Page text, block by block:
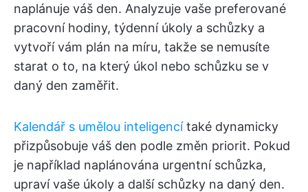
naplánuje váš den. Analyzuje vaše preferované
pracovní hodiny, týdenní úkoly a schůzky a
vytvoří vám plán na míru, takže se nemusíte
starat o to, na který úkol nebo schůzku se v
daný den zaměřit.
Kalendář s umělou inteligencítaké dynamicky
přizpůsobuje váš den podle změn priorit. Pokud
je například naplánována urgentní schůzka,
upraví vaše úkoly a další schůzky na daný den.